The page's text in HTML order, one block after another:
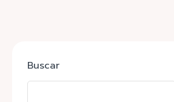
Buscar